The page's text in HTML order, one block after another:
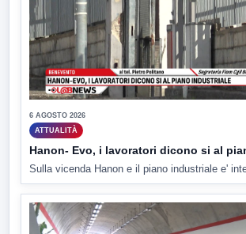
6 AGOSTO 2026
ATTUALITÀ
Hanon- Evo, i lavoratori dicono si al
Sulla vicenda Hanon e il piano industriale e'